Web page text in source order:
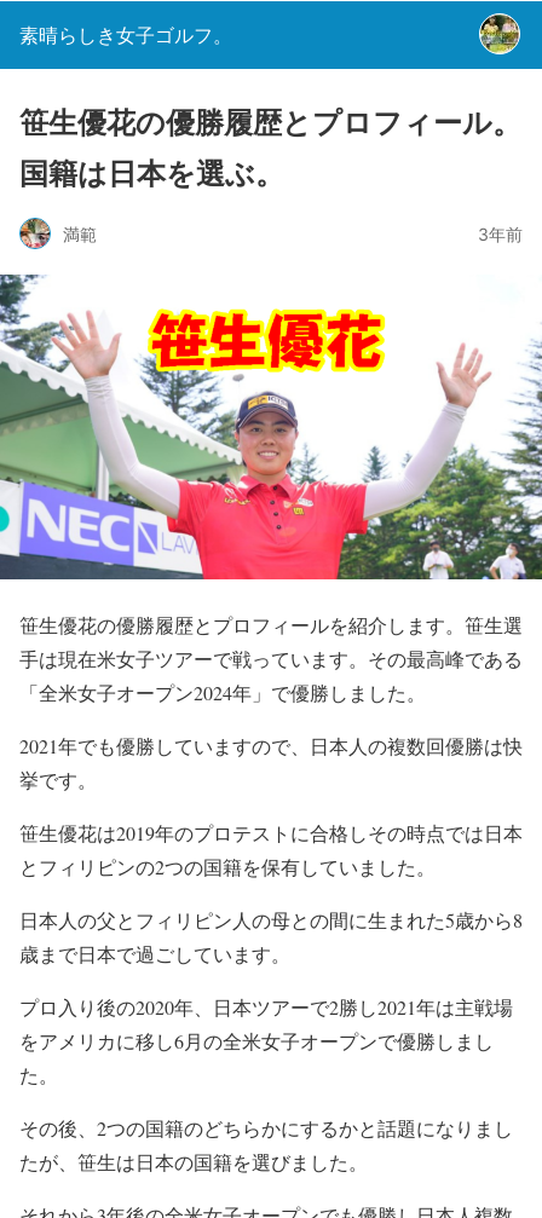
素晴らしき女子ゴルフ。
笹生優花の優勝履歴とプロフィール。
国籍は日本を選ぶ。
満範 3年前
笹生優花の優勝履歴とプロフィールを紹介します。笹生選
手は現在米女子ツアーで戦っています。その最高峰である
「全米女子オープン2024年」で優勝しました。
2021年でも優勝していますので、日本人の複数回優勝は快
挙です。
笹生優花は2019年のプロテストに合格しその時点では日本
とフィリピンの2つの国籍を保有していました。
日本人の父とフィリピン人の母との間に生まれた5歳から8
歳まで日本で過ごしています。
プロ入り後の2020年、日本ツアーで2勝し2021年は主戦場
をアメリカに移し6月の全米女子オープンで優勝しまし
た。
その後、2つの国籍のどちらかにするかと話題になりまし
たが、笹生は日本の国籍を選びました。